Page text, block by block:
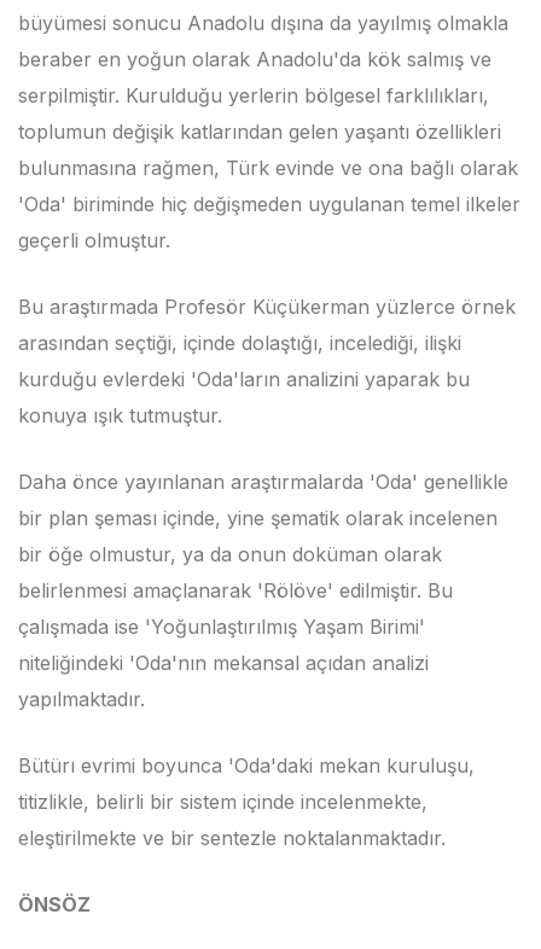
büyümesi sonucu Anadolu dışına da yayılmış olmakla
beraber en yoğun olarak Anadolu'da kök salmış ve
serpilmiştir. Kurulduğu yerlerin bölgesel farklılıkları,
toplumun değişik katlarından gelen yaşantı özellikleri
bulunmasına rağmen, Türk evinde ve ona bağlı olarak
'Oda' biriminde hiç değişmeden uygulanan temel ilkeler
geçerli olmuştur.
Bu araştırmada Profesör Küçükerman yüzlerce örnek
arasından seçtiği, içinde dolaştığı, incelediği, ilişki
kurduğu evlerdeki 'Oda'ların analizini yaparak bu
konuya ışık tutmuştur.
Daha önce yayınlanan araştırmalarda 'Oda' genellikle
bir plan şeması içinde, yine şematik olarak incelenen
bir öğe olmustur, ya da onun doküman olarak
belirlenmesi amaçlanarak 'Rölöve' edilmiştir. Bu
çalışmada ise 'Yoğunlaştırılmış Yaşam Birimi'
niteliğindeki 'Oda'nın mekansal açıdan analizi
yapılmaktadır.
Bütürı evrimi boyunca 'Oda'daki mekan kuruluşu,
titizlikle, belirli bir sistem içinde incelenmekte,
eleştirilmekte ve bir sentezle noktalanmaktadır.
ÖNSÖZ